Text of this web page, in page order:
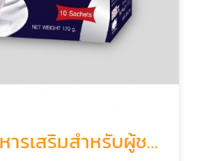
โรงงานผลิตอาหารเสริมสำหรับผู้ชาย